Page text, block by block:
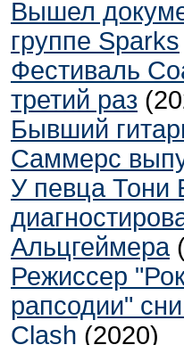
Вышел
группе Sparks
Фестиваль
третий раз
Бывший
Саммерс
У певца Тони
Альцгеймера
Режиссер
рапсодии"
Clash (2020)